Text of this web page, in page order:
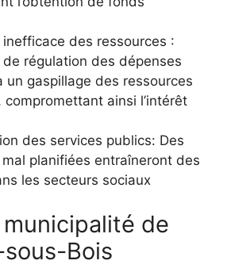
des ressources :
de régulation des dépenses
un gaspillage des ressources
compromettant ainsi l’intérêt
des services publics: Des
planifiées entraîneront des
les secteurs sociaux
municipalité de
Bois